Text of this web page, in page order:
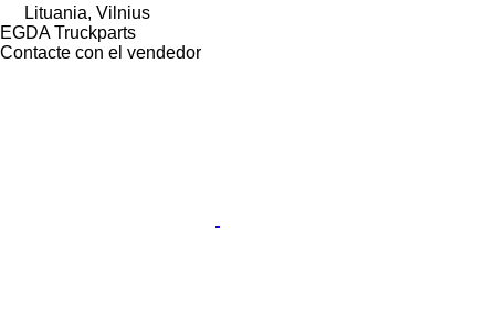
Lituania, Vilnius
EGDA Truckparts
Contacte con el vendedor